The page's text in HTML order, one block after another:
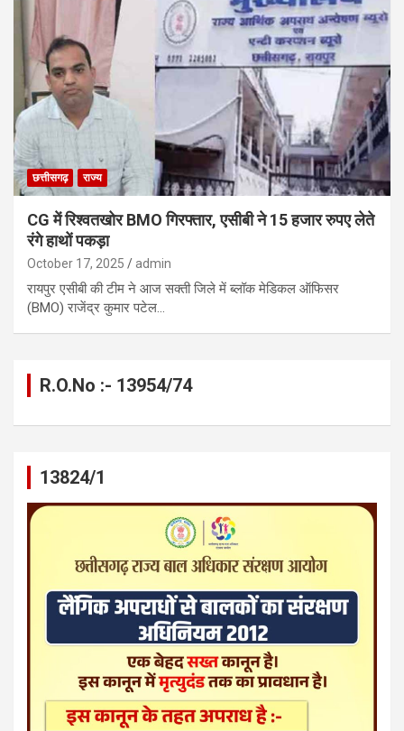
छत्तीसगढ़ राज्य
CG में रिश्वतखोर BMO गिरफ्तार, एसीबी ने 15 हजार रुपए लेते
रंगे हाथों पकड़ा
October 17, 2025 admin
रायपुर एसीबी की टीम ने आज सक्ती जिले में ब्लॉक मेडिकल ऑफिसर
(BMO) राजेंद्र कुमार पटेल…
R.O.No :- 13954/74
13824/1